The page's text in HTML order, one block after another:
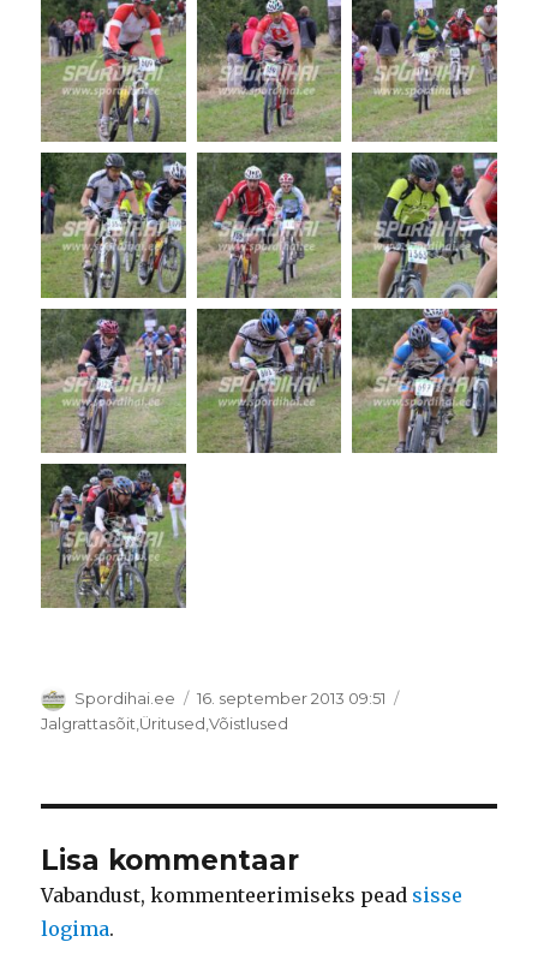
Autor
Spordihai.ee Postitatud
16. september 2013 09:51
Rubriigid
Jalgrattasõit,Üritused,Võistlused
Lisa kommentaar
Vabandust, kommenteerimiseks pead sisse
logima.